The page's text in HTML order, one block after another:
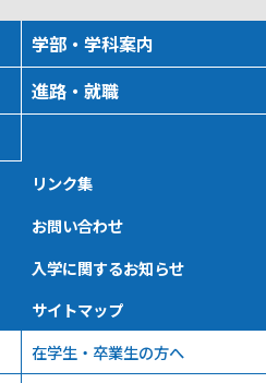
学部・学科案内
進路・就職
リンク集
お問い合わせ
入学に関するお知らせ
サイトマップ
在学生・卒業生の方へ